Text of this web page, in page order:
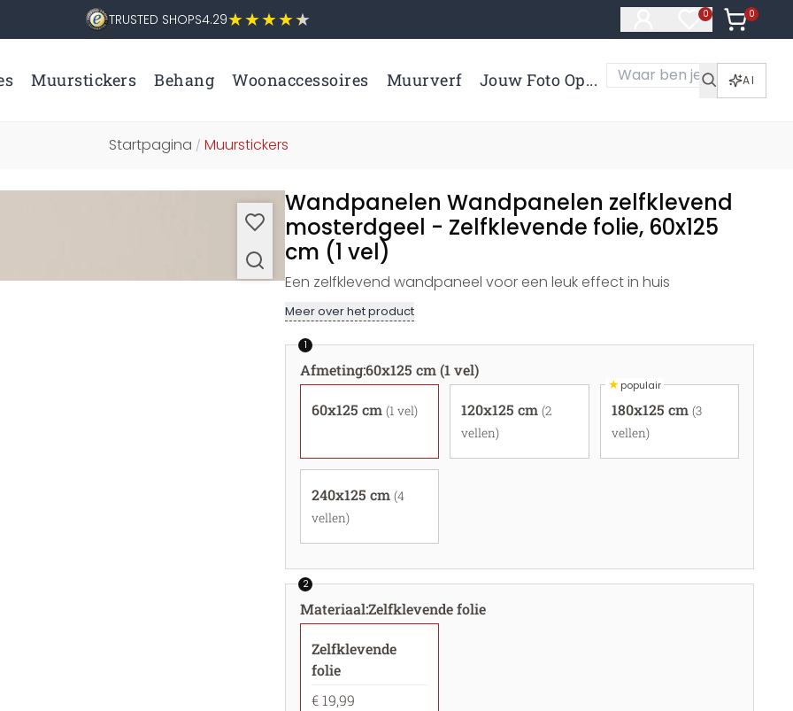
TRUSTED SHOPS4.29 0
Artikelen in
0
Artikelen
Muurstickers Behang Woonaccessoires Muurverf Jouw Foto Op... AI
Startpagina / Muurstickers
Wandpanelen Wandpanelen zelfklevend
mosterdgeel - Zelfklevende folie, 60x125
cm (1 vel)
Een zelfklevend wandpaneel voor een leuk effect in huis
Meer over het product
1
Afmeting:60x125 cm (1 vel)
60x125 cm (1 vel) 120x125 cm (2
vellen)
★populair
180x125 cm (3
vellen)
240x125 cm (4
vellen)
2
Materiaal:Zelfklevende folie
Zelfklevende
folie
€ 19,99